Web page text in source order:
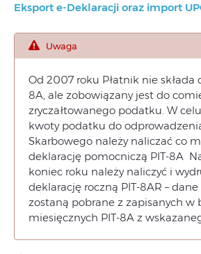
Eksport e-Deklaracji oraz import
Uwaga
Od 2007 roku Płatnik nie składa
8A, ale zobowiązany jest do
zryczałtowanego podatku. W
kwoty podatku do
Skarbowego należy naliczać co
deklarację pomocniczą PIT-8A
koniec roku należy naliczyć i
deklarację roczną PIT-8AR –
zostaną pobrane z zapisanych w
miesięcznych PIT-8A z